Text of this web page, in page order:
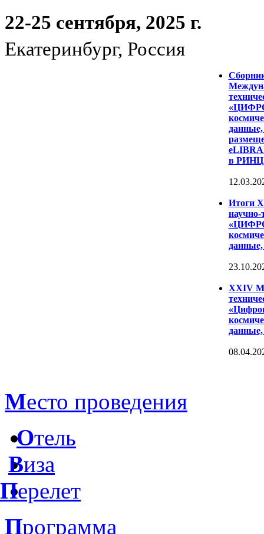
22-25 сентября, 2025 г.
Екатеринбург, Россия
данные,
в
Итоги
научно-
данные,
XXIV
данные,
Место проведения
Отель
Виза
Перелет
Программа